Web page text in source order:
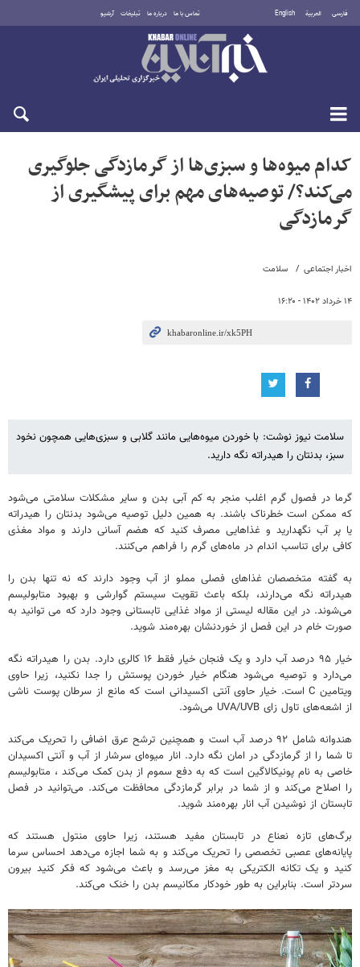
فارسی العربية English تماس با ما درباره ما تبلیغات آرشیو
جمعه ۱۶ مرداد ۱۴۰۵
اخبار اجتماعی سلامت
۱۴ خرداد ۱۴۰۲ - ۱۶:۲۰
کدام میوه‌ها و سبزی‌ها از گرمازدگی جلوگیری
می‌کند؟/ توصیه‌های مهم برای پیشگیری از
گرمازدگی
سلامت نیوز نوشت: با خوردن میوه‌هایی مانند گلابی و سبزی‌هایی همچون نخود
سبز، بدنتان را هیدراته نگه دارید.
گرما در فصول گرم اغلب منجر به کم آبی بدن و سایر مشکلات سلامتی می‌شود
که ممکن است خطرناک باشند. به همین دلیل توصیه می‌شود بدنتان را هیدراته
یا پر آب نگهدارید و غذاهایی مصرف کنید که هضم آسانی دارند و مواد مغذی
کافی برای تناسب اندام در ماه‌های گرم را فراهم می‌کنند.
به گفته متخصصان غذاهای فصلی مملو از آب وجود دارند که نه تنها بدن را
هیدراته نگه می‌دارند، بلکه باعث تقویت سیستم گوارشی و بهبود متابولیسم
می‌شوند. در این مقاله لیستی از مواد غذایی تابستانی وجود دارد که می توانید به
صورت خام در این فصل از خوردنشان بهره‌مند شوید.
خیار ۹۵ درصد آب دارد و یک فنجان خیار فقط ۱۶ کالری دارد. بدن را هیدراته نگه
می‌دارد و توصیه می‌شود هنگام خیار خوردن پوستش را جدا نکنید، زیرا حاوی
ویتامین C است. خیار حاوی آنتی اکسیدانی است که مانع از سرطان پوست ناشی
از اشعه‌های تاول زای UVA/UVB می‌شود.
هندوانه شامل ۹۲ درصد آب است و همچنین ترشح عرق اضافی را تحریک می‌کند
تا شما را از گرمازدگی در امان نگه دارد. انار میوه‌ای سرشار از آب و آنتی اکسیدان
خاصی به نام پونیکالاگین است که به دفع سموم از بدن کمک می‌کند ، متابولیسم
را اصلاح می‌کند و از شما در برابر گرمازدگی محافظت می‌کند. می‌توانید در فصل
تابستان از نوشیدن آب انار بهره‌مند شوید.
برگ‌های تازه نعناع در تابستان مفید هستند، زیرا حاوی منتول هستند که
پایانه‌های عصبی تخصصی را تحریک می‌کند و به شما اجازه می‌دهد احساس سرما
کنید و یک تکانه الکتریکی به مغز می‌رسد و باعث می‌شود که فکر کنید بیرون
سردتر است. بنابراین به طور خودکار مکانیسم بدن را خنک می‌کند.